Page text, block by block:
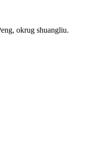
okrug shuangliu.